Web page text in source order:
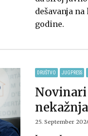
dešavanja
godine.
DRUŠTVO JUGPRESS
Novinari
25. September